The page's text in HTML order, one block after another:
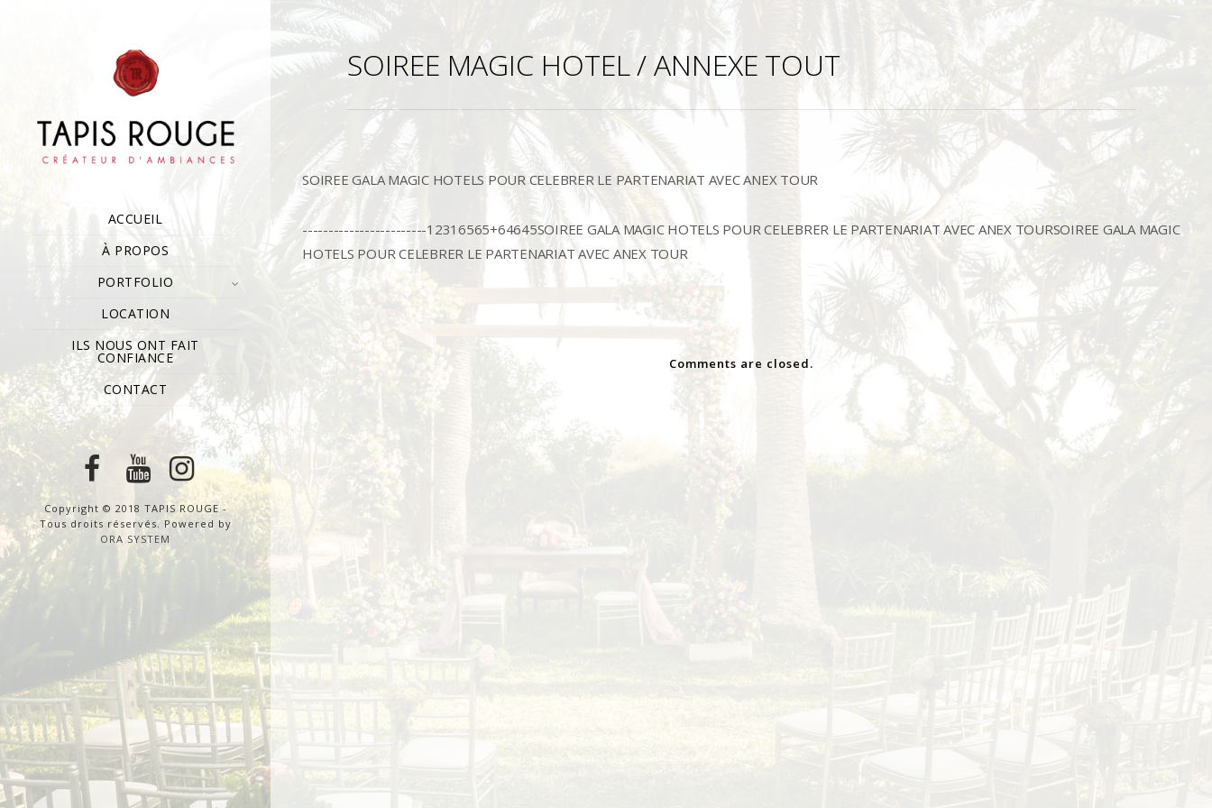
ACCUEIL
À PROPOS
PORTFOLIO
LOCATION
ILS NOUS ONT FAIT
CONFIANCE
CONTACT
Copyright © 2018 TAPIS ROUGE -
Tous droits réservés. Powered by
ORA SYSTEM
SOIREE MAGIC HOTEL / ANNEXE TOUT
SOIREE GALA MAGIC HOTELS POUR CELEBRER LE PARTENARIAT AVEC ANEX TOUR
------------------------12316565+64645SOIREE GALA MAGIC HOTELS POUR CELEBRER LE PARTENARIAT AVEC ANEX TOURSOIREE GALA MAGIC
HOTELS POUR CELEBRER LE PARTENARIAT AVEC ANEX TOUR
Comments are closed.